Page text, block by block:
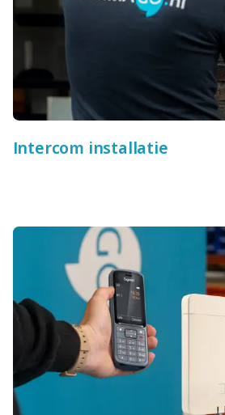
Intercom installatie